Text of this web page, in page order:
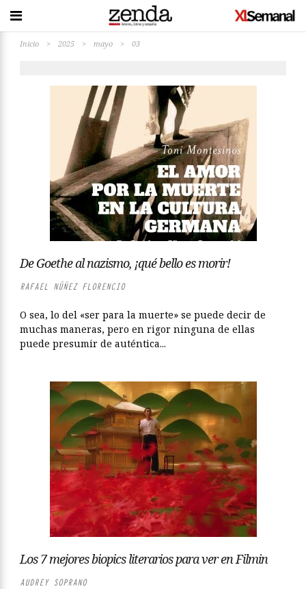
Inicio > 2025 > mayo > 03
De Goethe al nazismo, ¡qué bello es morir!
RAFAEL NÚÑEZ FLORENCIO
O sea, lo del «ser para la muerte» se puede decir de
muchas maneras, pero en rigor ninguna de ellas
puede presumir de auténtica...
Los 7 mejores biopics literarios para ver en Filmin
AUDREY SOPRANO